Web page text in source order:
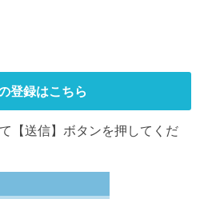
登録はこちら
【送信】ボタンを押してくだ